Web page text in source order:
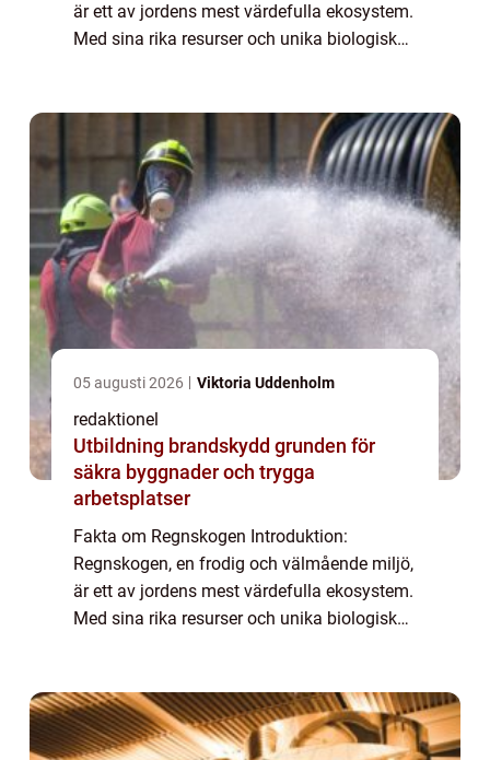
är ett av jordens mest värdefulla ekosystem.
Med sina rika resurser och unika biologiska
05 augusti 2026 Viktoria Uddenholm
redaktionel
Utbildning brandskydd grunden för
säkra byggnader och trygga
arbetsplatser
Fakta om Regnskogen Introduktion:
Regnskogen, en frodig och välmående miljö,
är ett av jordens mest värdefulla ekosystem.
Med sina rika resurser och unika biologiska